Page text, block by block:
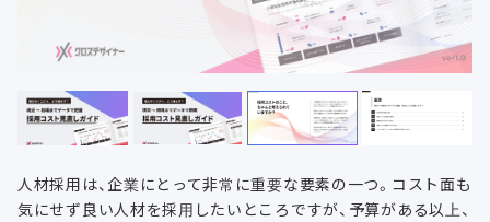
人材採用は、企業にとって非常に重要な要素の一つ。コスト面も
気にせず良い人材を採用したいところですが、予算がある以上、